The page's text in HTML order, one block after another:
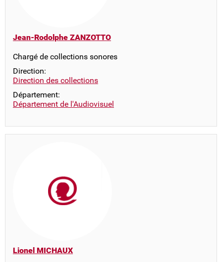
Jean-Rodolphe ZANZOTTO
Chargé de collections sonores
Direction:
Direction des collections
Département:
Département de l'Audiovisuel
Lionel MICHAUX